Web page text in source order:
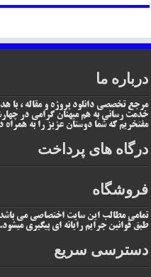
درباره ما
مرجع تخصصی دانلود پروژه و مقاله ، با
مفتخریم که شما دوستان عزیز را به همراه
درگاه های پرداخت
فروشگاه
تمامی مطالب این سایت اختصاصی می
طبق قوانین جرایم رایانه ای پیگیری میشود.
دسترسی سریع